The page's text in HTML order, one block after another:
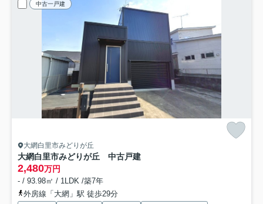
中古一戸建
大網白里市みどりが丘
大網白里市みどりが丘 中古戸建
2,480万円
- / 93.98㎡ / 1LDK /築7年
外房線「大網」駅 徒歩29分